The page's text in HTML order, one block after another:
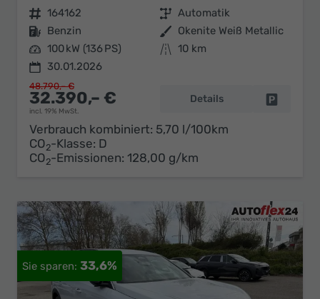
Fahrzeugnr. 164162 Getriebe Automatik
Kraftstoff Benzin Außenfarbe Okenite Weiß Metallic
Leistung 100 kW (136 PS) Kilometerstand 10 km
30.01.2026
32.390,– €
incl. 19% MwSt.
48.790,– €
Details
Verbrauch kombiniert: 5,70 l/100km
CO2-Klasse: D
CO2-Emissionen: 128,00 g/km
33,6%